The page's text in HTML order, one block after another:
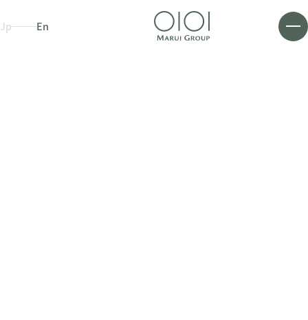
Jp En